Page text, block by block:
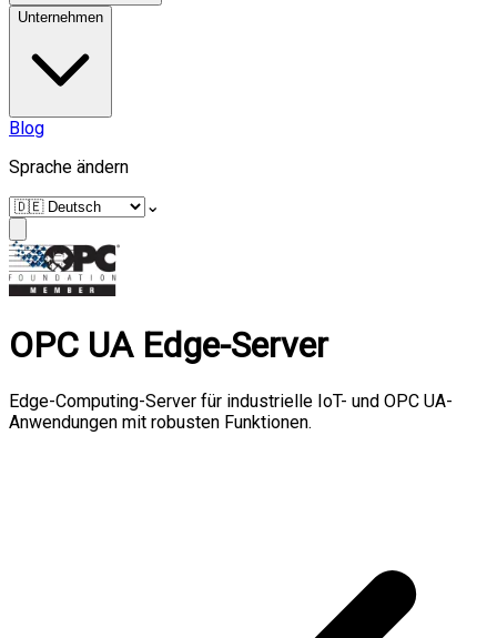
Unternehmen
Blog
Sprache ändern
⌄
OPC UA Edge-Server
Edge-Computing-Server für industrielle IoT- und OPC UA-
Anwendungen mit robusten Funktionen.